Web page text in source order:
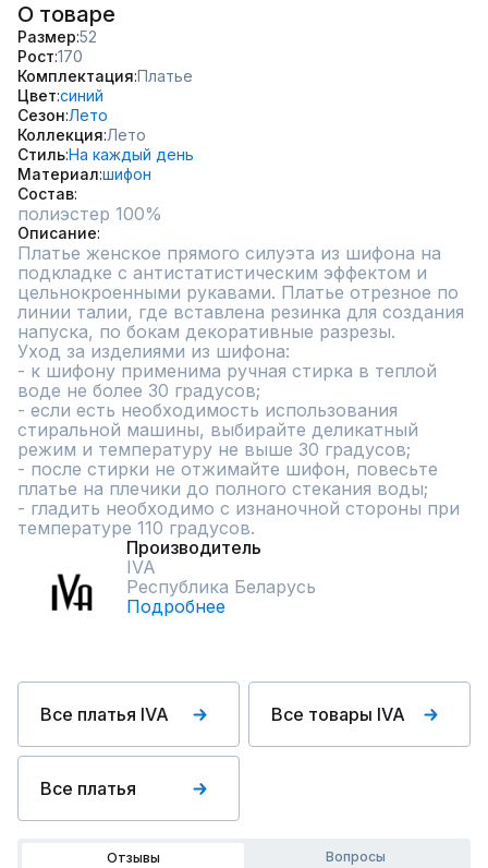
О товаре
Размер 52
Рост 170
Комплектация Платье
Цвет синий
Сезон Лето
Коллекция Лето
СтильНа каждый день
Материал шифон
Состав
полиэстер 100%
Описание
Платье женское прямого силуэта из шифона на
подкладке с антистатистическим эффектом и
цельнокроенными рукавами. Платье отрезное по
линии талии, где вставлена резинка для создания
напуска, по бокам декоративные разрезы.
Уход за изделиями из шифона:
- к шифону применима ручная стирка в теплой
воде не более 30 градусов;
- если есть необходимость использования
стиральной машины, выбирайте деликатный
режим и температуру не выше 30 градусов;
- после стирки не отжимайте шифон, повесьте
платье на плечики до полного стекания воды;
- гладить необходимо с изнаночной стороны при
температуре 110 градусов.
Производитель
IVA
Республика Беларусь
Подробнее
Все платья IVA Все товары IVA
Все платья
Отзывы Вопросы